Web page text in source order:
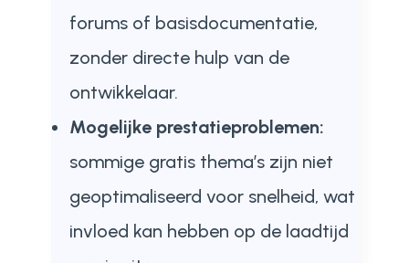
forums of basisdocumentatie,
zonder directe hulp van de
ontwikkelaar.
Mogelijke prestatieproblemen:
sommige gratis thema’s zijn niet
geoptimaliseerd voor snelheid, wat
invloed kan hebben op de laadtijd